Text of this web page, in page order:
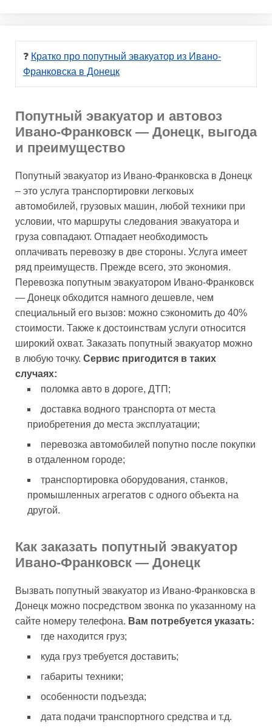
❓ Кратко про попутный эвакуатор из Ивано-
Франковска в Донецк
Попутный эвакуатор и автовоз
Ивано-Франковск — Донецк, выгода
и преимущество
Попутный эвакуатор из Ивано-Франковска в Донецк
– это услуга транспортировки легковых
автомобилей, грузовых машин, любой техники при
условии, что маршруты следования эвакуатора и
груза совпадают. Отпадает необходимость
оплачивать перевозку в две стороны. Услуга имеет
ряд преимуществ. Прежде всего, это экономия.
Перевозка попутным эвакуатором Ивано-Франковск
— Донецк обходится намного дешевле, чем
специальный его вызов: можно сэкономить до 40%
стоимости. Также к достоинствам услуги относится
широкий охват. Заказать попутный эвакуатор можно
в любую точку. Сервис пригодится в таких
случаях:
поломка авто в дороге, ДТП;
доставка водного транспорта от места
приобретения до места эксплуатации;
перевозка автомобилей попутно после покупки
в отдаленном городе;
транспортировка оборудования, станков,
промышленных агрегатов с одного объекта на
другой.
Как заказать попутный эвакуатор
Ивано-Франковск — Донецк
Вызвать попутный эвакуатор из Ивано-Франковска в
Донецк можно посредством звонка по указанному на
сайте номеру телефона. Вам потребуется указать:
где находится груз;
куда груз требуется доставить;
габариты техники;
особенности подъезда;
дата подачи транспортного средства и т.д.